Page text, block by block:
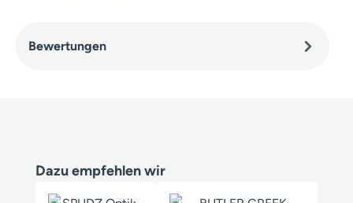
Bewertungen
Produktgalerie überspringen
Dazu empfehlen wir